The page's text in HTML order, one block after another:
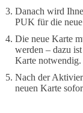
Danach wird
PUK für die
Die neue Karte
werden – dazu
Karte notwendig.
Nach der
neuen Karte